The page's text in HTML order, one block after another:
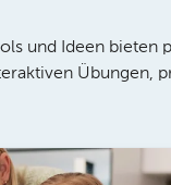
und Ideen bieten
Übungen,